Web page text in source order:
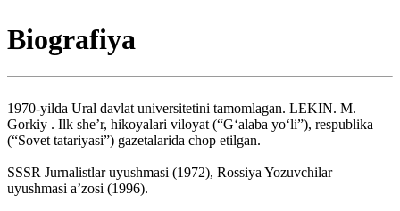
Biografiya
1970-yilda Ural davlat universitetini tamomlagan. LEKIN. M.
Gorkiy . Ilk she’r, hikoyalari viloyat (“G‘alaba yo‘li”), respublika
(“Sovet tatariyasi”) gazetalarida chop etilgan.
SSSR Jurnalistlar uyushmasi (1972), Rossiya Yozuvchilar
uyushmasi aʼzosi (1996).